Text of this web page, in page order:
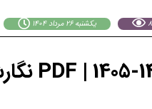
يكشنبه 26 مرداد 1404